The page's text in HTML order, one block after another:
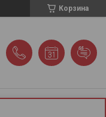
Корзина